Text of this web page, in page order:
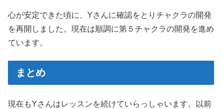
心が安定できた頃に、Yさんに確認をとりチャクラの開発
を再開しました。現在は順調に第５チャクラの開発を進め
ています。
まとめ
現在もYさんはレッスンを続けていらっしゃいます。以前